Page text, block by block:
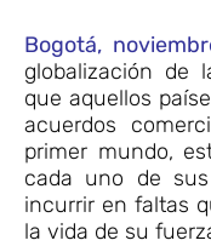
Bogotá,
globalización de
que aquellos
acuerdos
primer mundo,
cada uno de
incurrir en faltas
la vida de su